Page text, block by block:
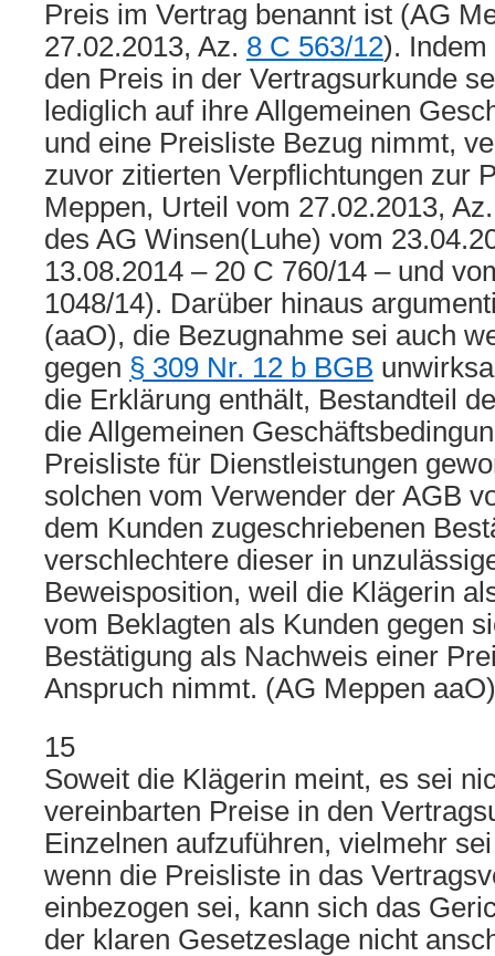
Preis im Vertrag benannt ist (AG
27.02.2013, Az. 8 C 563/12). Indem
den Preis in der Vertragsurkunde
lediglich auf ihre Allgemeinen
und eine Preisliste Bezug nimmt,
zuvor zitierten Verpflichtungen zur
Meppen, Urteil vom 27.02.2013,
des AG Winsen(Luhe) vom
13.08.2014 – 20 C 760/14 – und
1048/14). Darüber hinaus
(aaO), die Bezugnahme sei auch
gegen § 309 Nr. 12 b BGB
die Erklärung enthält, Bestandteil
die Allgemeinen
Preisliste für Dienstleistungen
solchen vom Verwender der AGB
dem Kunden zugeschriebenen
verschlechtere dieser in
Beweisposition, weil die Klägerin
vom Beklagten als Kunden gegen
Bestätigung als Nachweis einer
Anspruch nimmt. (AG Meppen
15
Soweit die Klägerin meint, es sei
vereinbarten Preise in den
Einzelnen aufzuführen, vielmehr
wenn die Preisliste in das
einbezogen sei, kann sich das
der klaren Gesetzeslage nicht